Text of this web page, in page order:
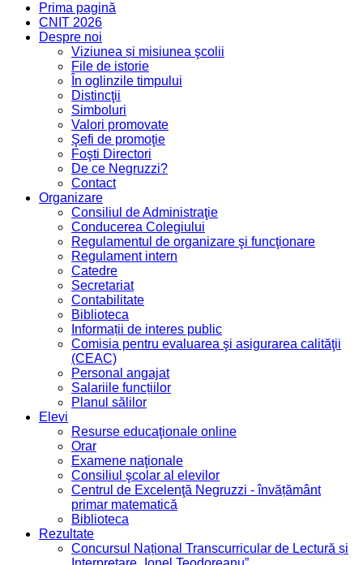
Prima pagină
CNIT 2026
Despre noi
Viziunea și misiunea şcolii
File de istorie
În oglinzile timpului
Distincţii
Simboluri
Valori promovate
Şefi de promoţie
Foşti Directori
De ce Negruzzi?
Contact
Organizare
Consiliul de Administraţie
Conducerea Colegiului
Regulamentul de organizare şi funcţionare
Regulament intern
Catedre
Secretariat
Contabilitate
Biblioteca
Informații de interes public
Comisia pentru evaluarea şi asigurarea calităţii
(CEAC)
Personal angajat
Salariile funcțiilor
Planul sălilor
Elevi
Resurse educaţionale online
Orar
Examene naţionale
Consiliul şcolar al elevilor
Centrul de Excelenţă Negruzzi - învățământ
primar matematică
Biblioteca
Rezultate
Concursul Național Transcurricular de Lectură și